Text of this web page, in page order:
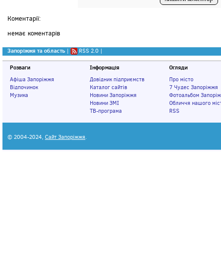
Коментарії:
немає коментарів
Запоріжжя та область | RSS 2.0 |
Розваги
Афіша Запоріжжя
Відпочинок
Музика
Інформація
Довідник підприємств
Каталог сайтів
Новини Запоріжжя
Новини ЗМІ
ТВ-програма
Огляди
Про місто
7 Чудес Запоріжжя
Фотоальбом
Обличчя нашого
RSS
© 2004-2024, Сайт Запоріжжя.